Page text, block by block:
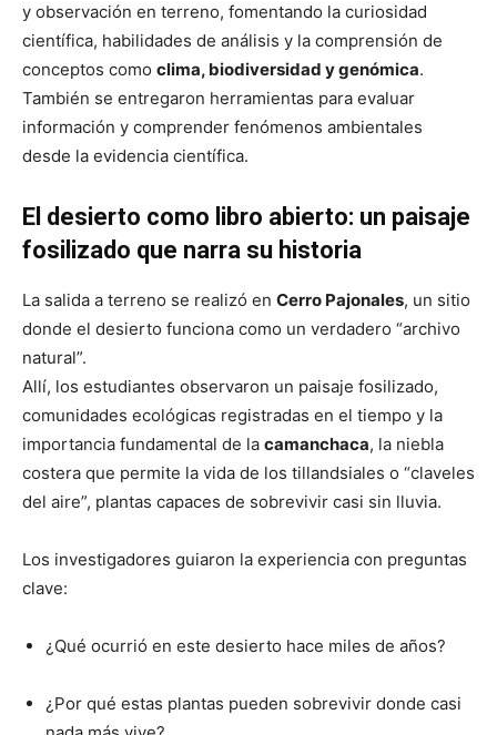
y observación en terreno, fomentando la curiosidad
científica, habilidades de análisis y la comprensión de
conceptos como clima, biodiversidad y genómica.
También se entregaron herramientas para evaluar
información y comprender fenómenos ambientales
desde la evidencia científica.
El desierto como libro abierto: un paisaje
fosilizado que narra su historia
La salida a terreno se realizó en Cerro Pajonales, un sitio
donde el desierto funciona como un verdadero “archivo
natural”.
Allí, los estudiantes observaron un paisaje fosilizado,
comunidades ecológicas registradas en el tiempo y la
importancia fundamental de la camanchaca, la niebla
costera que permite la vida de los tillandsiales o “claveles
del aire”, plantas capaces de sobrevivir casi sin lluvia.
Los investigadores guiaron la experiencia con preguntas
clave:
¿Qué ocurrió en este desierto hace miles de años?
¿Por qué estas plantas pueden sobrevivir donde casi